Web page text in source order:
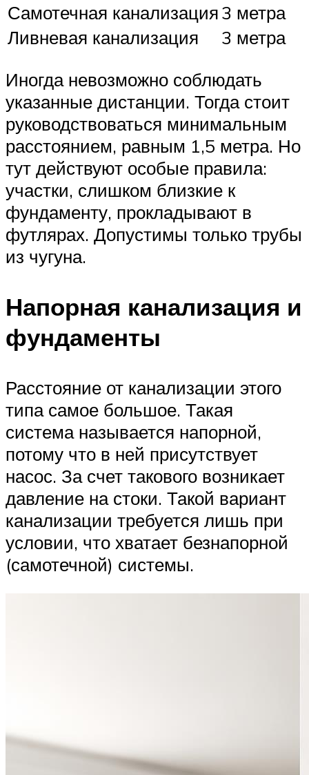
Самотечная канализация3 метра
Ливневая канализация
3 метра
Иногда невозможно соблюдать
указанные дистанции. Тогда стоит
руководствоваться минимальным
расстоянием, равным 1,5 метра. Но
тут действуют особые правила:
участки, слишком близкие к
фундаменту, прокладывают в
футлярах. Допустимы только трубы
из чугуна.
Напорная канализация и
фундаменты
Расстояние от канализации этого
типа самое большое. Такая
система называется напорной,
потому что в ней присутствует
насос. За счет такового возникает
давление на стоки. Такой вариант
канализации требуется лишь при
условии, что хватает безнапорной
(самотечной) системы.